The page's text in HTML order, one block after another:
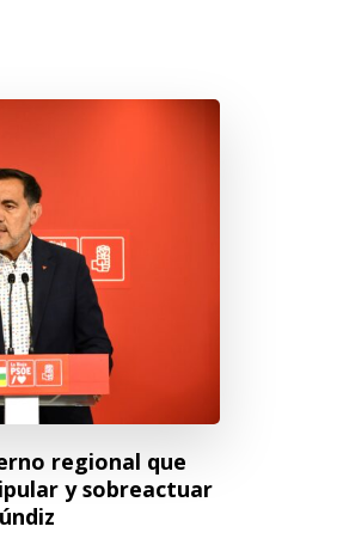
regional que
y sobreactuar